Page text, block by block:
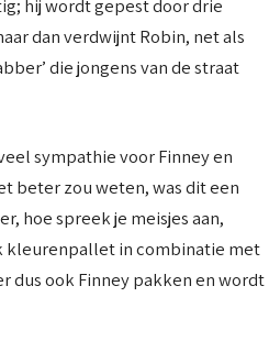
hij wordt gepest door drie
dan verdwijnt Robin, net als
die jongens van de straat
sympathie voor Finney en
beter zou weten, was dit een
hoe spreek je meisjes aan,
kleurenpallet in combinatie met
dus ook Finney pakken en wordt